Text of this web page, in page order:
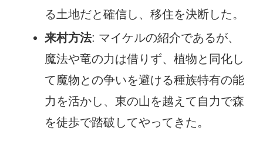
る土地だと確信し、移住を決断した。
来村方法: マイケルの紹介であるが、
魔法や竜の力は借りず、植物と同化し
て魔物との争いを避ける種族特有の能
力を活かし、東の山を越えて自力で森
を徒歩で踏破してやってきた。